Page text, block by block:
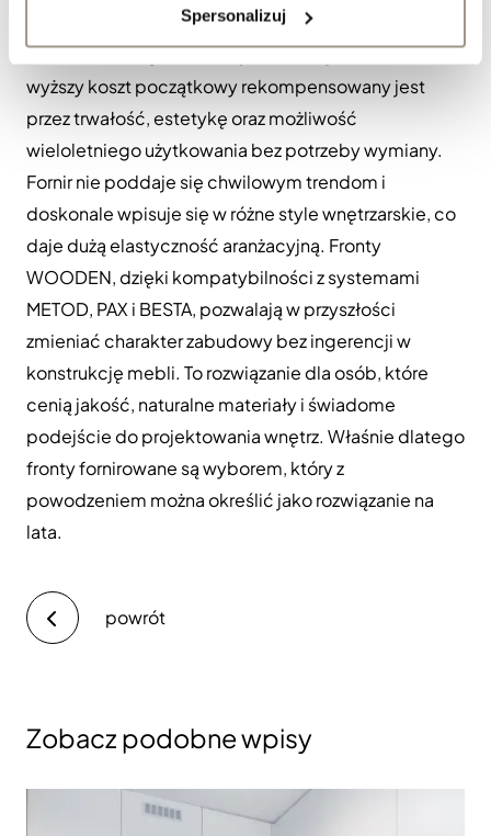
Spersonalizuj
Fronty fornirowane do systemów IKEA są inwestycją,
która zwraca się w dłuższej perspektywie czasu. Ich
wyższy koszt początkowy rekompensowany jest
przez trwałość, estetykę oraz możliwość
wieloletniego użytkowania bez potrzeby wymiany.
Fornir nie poddaje się chwilowym trendom i
doskonale wpisuje się w różne style wnętrzarskie, co
daje dużą elastyczność aranżacyjną. Fronty
WOODEN, dzięki kompatybilności z systemami
METOD, PAX i BESTA, pozwalają w przyszłości
zmieniać charakter zabudowy bez ingerencji w
konstrukcję mebli. To rozwiązanie dla osób, które
cenią jakość, naturalne materiały i świadome
podejście do projektowania wnętrz. Właśnie dlatego
fronty fornirowane są wyborem, który z
powodzeniem można określić jako rozwiązanie na
lata.
powrót
Zobacz podobne wpisy